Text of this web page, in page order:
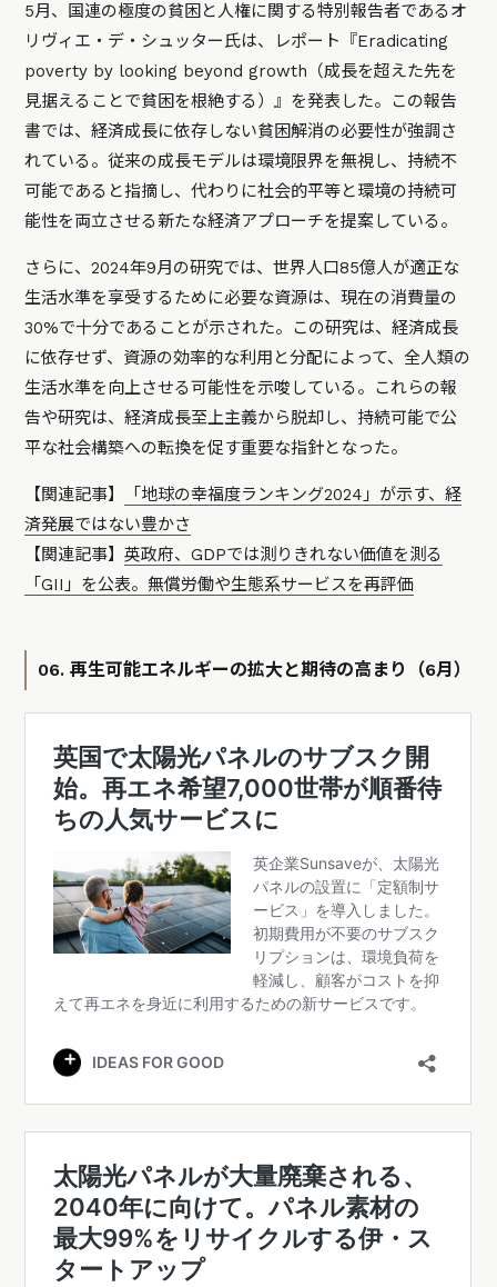
5月、国連の極度の貧困と人権に関する特別報告者であるオ
リヴィエ・デ・シュッター氏は、レポート『Eradicating
poverty by looking beyond growth（成長を超えた先を
見据えることで貧困を根絶する）』を発表した。この報告
書では、経済成長に依存しない貧困解消の必要性が強調さ
れている。従来の成長モデルは環境限界を無視し、持続不
可能であると指摘し、代わりに社会的平等と環境の持続可
能性を両立させる新たな経済アプローチを提案している。
さらに、2024年9月の研究では、世界人口85億人が適正な
生活水準を享受するために必要な資源は、現在の消費量の
30%で十分であることが示された。この研究は、経済成長
に依存せず、資源の効率的な利用と分配によって、全人類の
生活水準を向上させる可能性を示唆している。これらの報
告や研究は、経済成長至上主義から脱却し、持続可能で公
平な社会構築への転換を促す重要な指針となった。
【関連記事】
「地球の幸福度ランキング2024」が示す、経
済発展ではない豊かさ
【関連記事】英政府、GDPでは測りきれない価値を測る
「GII」を公表。無償労働や生態系サービスを再評価
06. 再生可能エネルギーの拡大と期待の高まり（6月）